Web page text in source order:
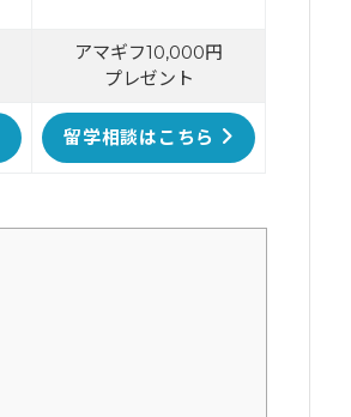
アマギフ10,000円
プレゼント
留学相談はこちら